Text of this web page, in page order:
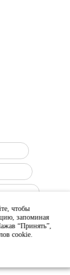
800 кВт
чтобы
запоминая
“Принять”,
cookie.